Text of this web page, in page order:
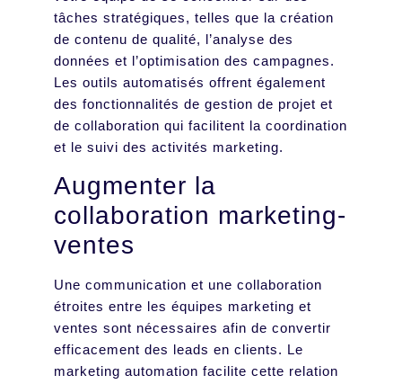
tâches stratégiques, telles que la création
de contenu de qualité, l’analyse des
données et l’optimisation des campagnes.
Les outils automatisés offrent également
des fonctionnalités de gestion de projet et
de collaboration qui facilitent la coordination
et le suivi des activités marketing.
Augmenter la
collaboration marketing-
ventes
Une communication et une collaboration
étroites entre les équipes marketing et
ventes sont nécessaires afin de convertir
efficacement des leads en clients. Le
marketing automation facilite cette relation